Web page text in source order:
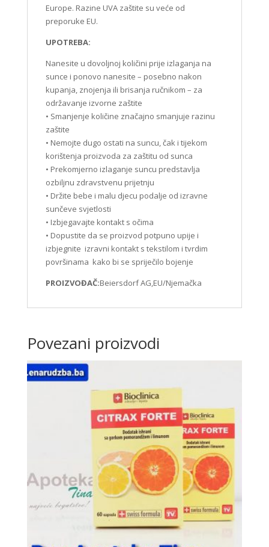
Europe. Razine UVA zaštite su veće od
preporuke EU.
UPOTREBA:
Nanesite u dovoljnoj količini prije izlaganja na
sunce i ponovo nanesite – posebno nakon
kupanja, znojenja ili brisanja ručnikom – za
održavanje izvorne zaštite
• Smanjenje količine značajno smanjuje razinu
zaštite
• Nemojte dugo ostati na suncu, čak i tijekom
korištenja proizvoda za zaštitu od sunca
• Prekomjerno izlaganje suncu predstavlja
ozbiljnu zdravstvenu prijetnju
• Držite bebe i malu djecu podalje od izravne
sunčeve svjetlosti
• Izbjegavajte kontakt s očima
• Dopustite da se proizvod potpuno upije i
izbjegnite izravni kontakt s tekstilom i tvrdim
površinama kako bi se spriječilo bojenje
PROIZVOĐAČ:Beiersdorf AG,EU/Njemačka
Povezani proizvodi